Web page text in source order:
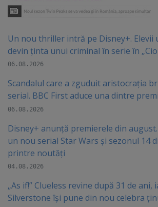
Un nou thriller intră pe Disney+. Elevii
devin ținta unui criminal în serie în
06.08.2026
Scandalul care a zguduit aristocrația
serial. BBC First aduce una dintre
06.08.2026
Disney+ anunță premierele din august.
un nou serial Star Wars și sezonul 14
printre noutăți
04.08.2026
„As if!” Clueless revine după 31 de ani,
Silverstone își pune din nou celebra